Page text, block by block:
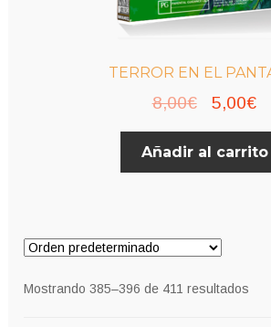
TERROR EN EL
8,00€
El
precio
original
5,00€El
Añadir al carrito
Mostrando 385–396 de 411 resultados